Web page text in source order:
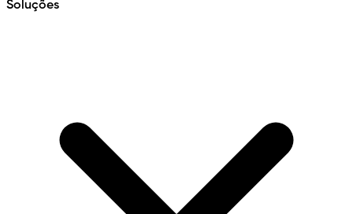
Soluções